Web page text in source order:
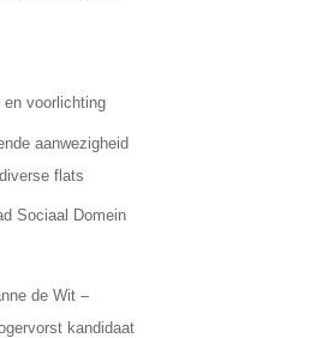
voorlichting
aanwezigheid
flats
Sociaal Domein
de Wit –
kandidaat